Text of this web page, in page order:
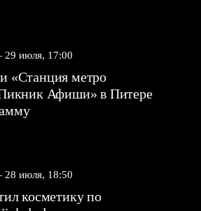
29 июля, 17:00
«Станция метро
Афиши» в Питере
28 июля, 18:50
косметику по